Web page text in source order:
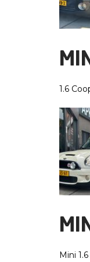
1.6
Mini